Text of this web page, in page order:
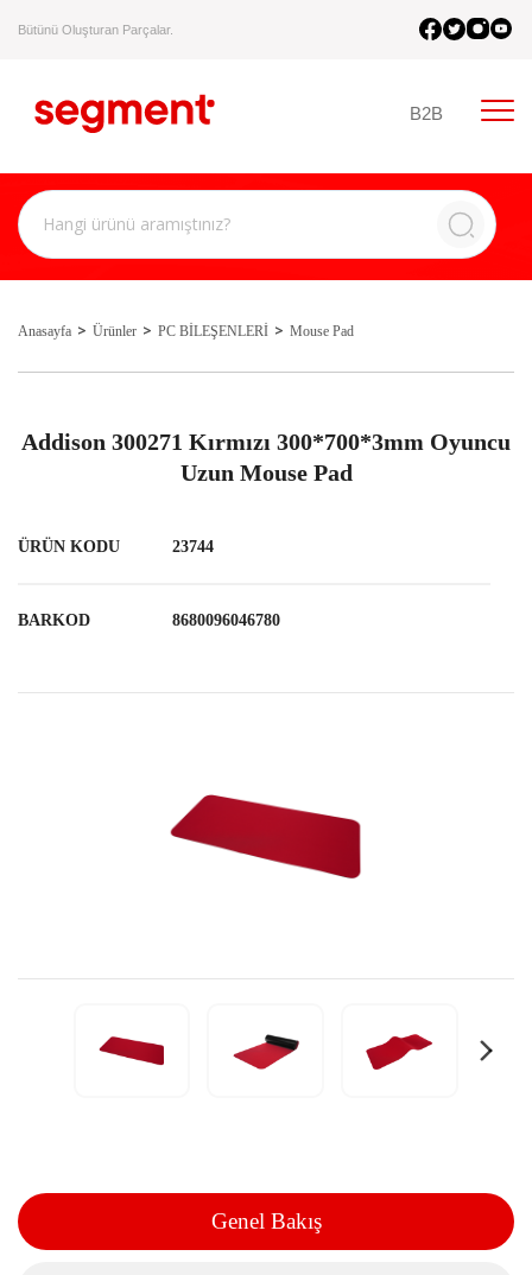
Bütünü Oluşturan Parçalar.
B2B
Anasayfa Ürünler PC BİLEŞENLERİ Mouse Pad
Addison 300271 Kırmızı 300*700*3mm Oyuncu
Uzun Mouse Pad
ÜRÜN KODU 23744
BARKOD 8680096046780
Genel Bakış